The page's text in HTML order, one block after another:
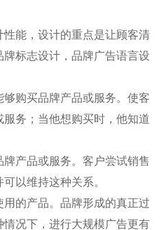
能，设计的重点是让顾客清
标志设计，品牌广告语言设
购买品牌产品或服务。使客
务；当他想购买时，他知道
产品或服务。客户尝试销售
以维持这种关系。
的产品。品牌形成的真正过
况下，进行大规模广告更有